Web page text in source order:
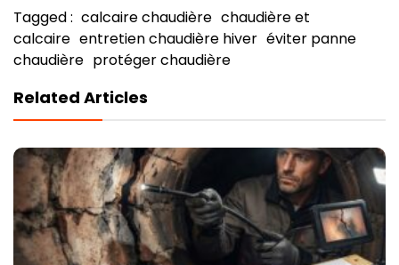
Tagged : calcaire chaudière chaudière et
calcaire entretien chaudière hiver éviter panne
chaudière protéger chaudière
Related Articles